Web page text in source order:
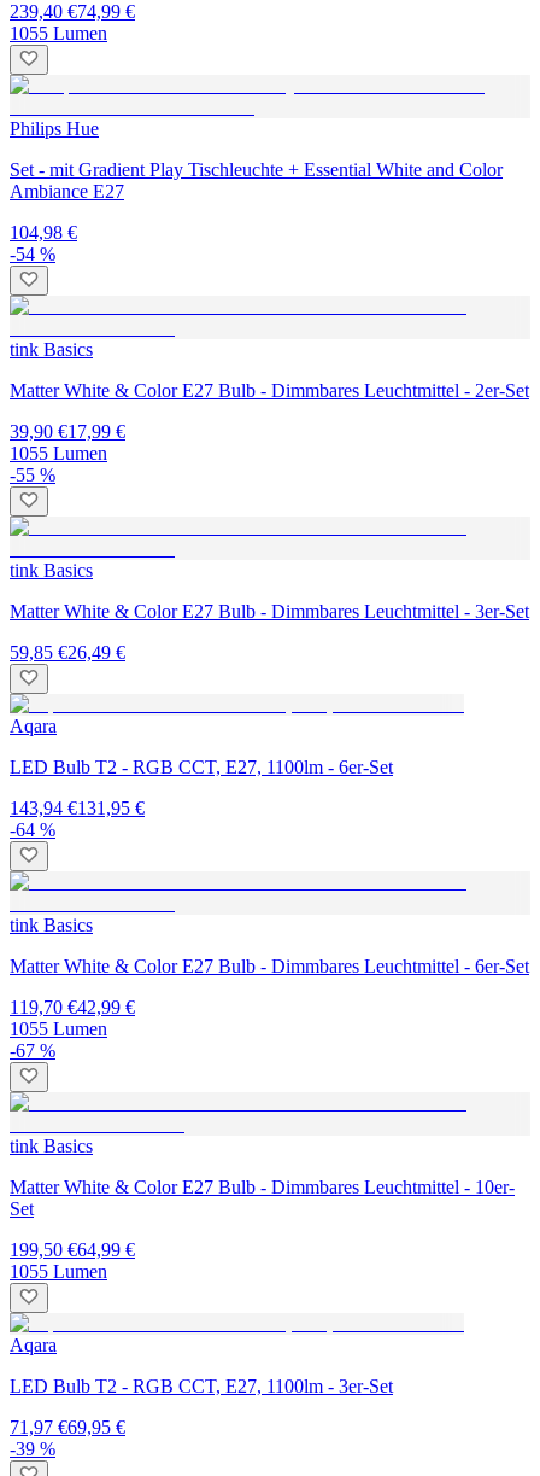
239,40 €74,99 €
1055 Lumen
Philips Hue
Set - mit Gradient Play Tischleuchte + Essential White and Color
Ambiance E27
104,98 €
-54 %
tink Basics
Matter White & Color E27 Bulb - Dimmbares Leuchtmittel - 2er-Set
39,90 €17,99 €
1055 Lumen
-55 %
tink Basics
Matter White & Color E27 Bulb - Dimmbares Leuchtmittel - 3er-Set
59,85 €26,49 €
Aqara
LED Bulb T2 - RGB CCT, E27, 1100lm - 6er-Set
143,94 €131,95 €
-64 %
tink Basics
Matter White & Color E27 Bulb - Dimmbares Leuchtmittel - 6er-Set
119,70 €42,99 €
1055 Lumen
-67 %
tink Basics
Matter White & Color E27 Bulb - Dimmbares Leuchtmittel - 10er-
Set
199,50 €64,99 €
1055 Lumen
Aqara
LED Bulb T2 - RGB CCT, E27, 1100lm - 3er-Set
71,97 €69,95 €
-39 %